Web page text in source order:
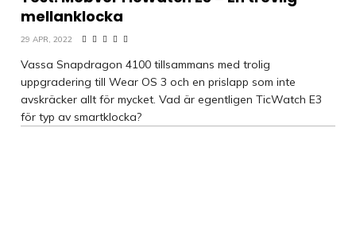
mellanklocka
29 APR, 2022
Vassa Snapdragon 4100 tillsammans med trolig
uppgradering till Wear OS 3 och en prislapp som inte
avskräcker allt för mycket. Vad är egentligen TicWatch E3
för typ av smartklocka?